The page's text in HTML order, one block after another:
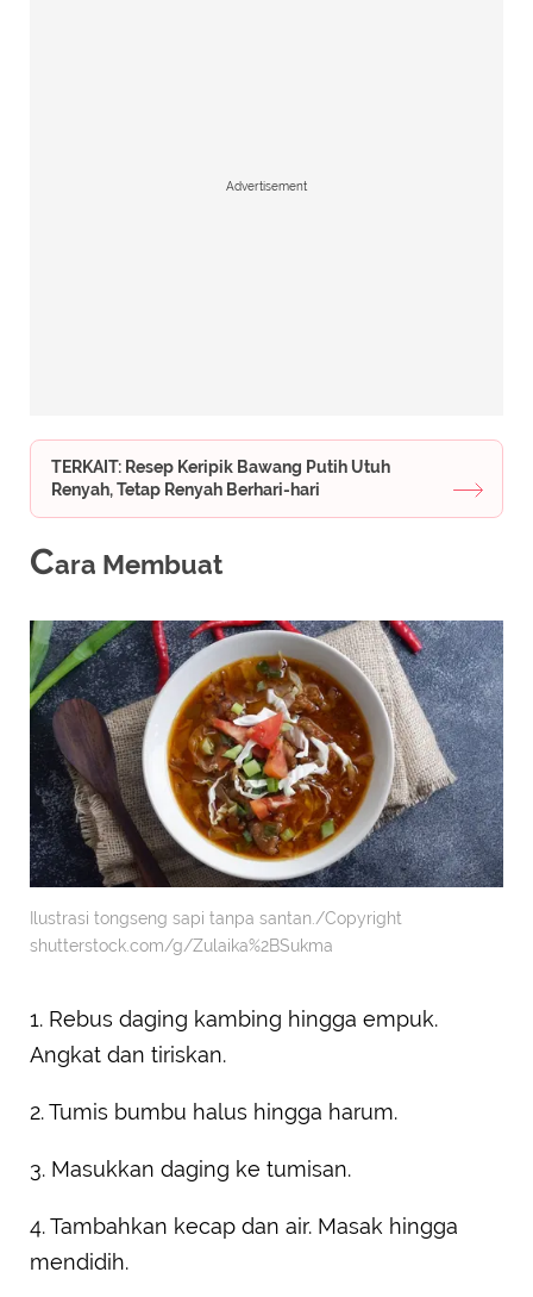
Advertisement
TERKAIT: Resep Keripik Bawang Putih Utuh
Renyah, Tetap Renyah Berhari-hari
Cara Membuat
Ilustrasi tongseng sapi tanpa santan./Copyright
shutterstock.com/g/Zulaika%2BSukma
1. Rebus daging kambing hingga empuk.
Angkat dan tiriskan.
2. Tumis bumbu halus hingga harum.
3. Masukkan daging ke tumisan.
4. Tambahkan kecap dan air. Masak hingga
mendidih.